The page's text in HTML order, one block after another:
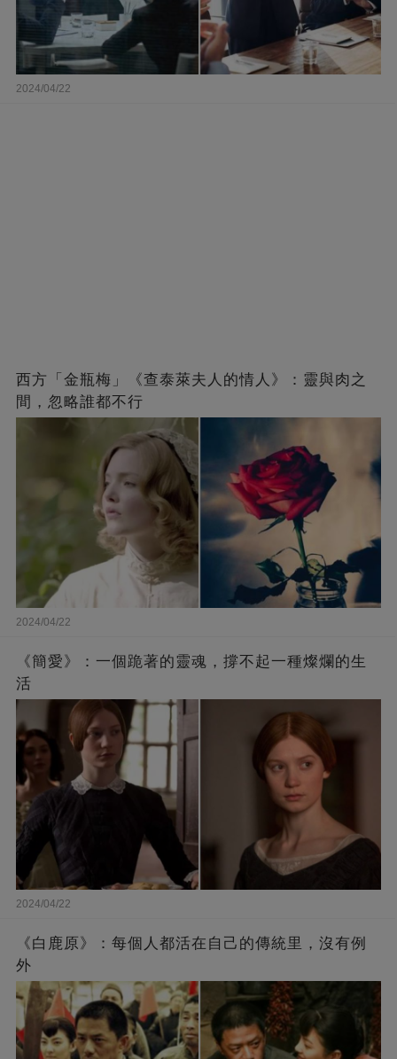
2024/04/22
西方「金瓶梅」《查泰萊夫人的情人》：靈與肉之
間，忽略誰都不行
2024/04/22
《簡愛》：一個跪著的靈魂，撐不起一種燦爛的生
活
2024/04/22
《白鹿原》：每個人都活在自己的傳統里，沒有例
外